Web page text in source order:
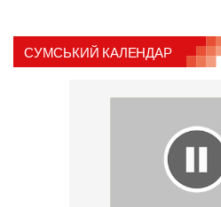
СУМСЬКИЙ КАЛЕНДАР